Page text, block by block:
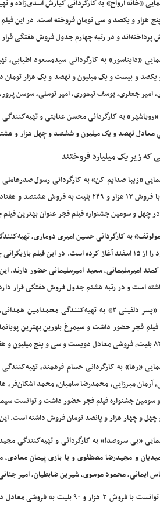
هزار و یکصد و سی تومان فروخته است. در این
پرداخته‌اند و در رتبه چهارم جدول فروش هفتگی قرار
و یکصد و بیست و یک میلیون و نهصد و یک هزار
جعفری، یوسف تیموری، امیر توسلی، سوسن
معادل نهصد و یک میلیون و ششصد و چهل هزار و
که زیر یک میلیارد فروختند
«زیبا صدایم کن» به کارگردانی رسول
توانست با فروش ۱۳ هزار و ۲۴۹
چهل و سومین جشنواره فیلم فجر عنوان بهترین
اکران خود را از ۱۵ اسفند آغاز کرده است. در این
است و در رتبه هشتم جدول فروش هفتگی قرار
انیمیشن «پسر دلفینی ۲» به
«رها» به کارگردانی حسام فرهمند،
آرمان میرزایی، محمدرضا سامیان، محمد اشکان‌فر،
و چهار هزار و پانصد تومان فروش داشته است.
و مجیدرضا مصطفوی و با بازی پیمان
ایمانی، محمود موسوی، شیرین ضابطیان، امیر
این فیلم توانست با فروش ۳